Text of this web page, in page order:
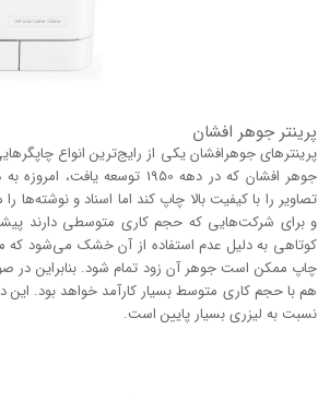
پرینتر جوهر افشان
پرینتر‌های جوهرافشان یکی از رایج‌ترین انواع
جوهر افشان که در دهه 1950
تصاویر را با کیفیت بالا چاپ کند اما اسناد و
و برای شرکت‌هایی که حجم کاری متوسطی دارند
کوتاهی به دلیل عدم استفاده از آن خشک می‌شود
چاپ ممکن است جوهر آن زود تمام شود. بنابراین در
هم با حجم کاری متوسط بسیار کارآمد خواهد بود. این
نسبت به لیزری بسیار پایین است.